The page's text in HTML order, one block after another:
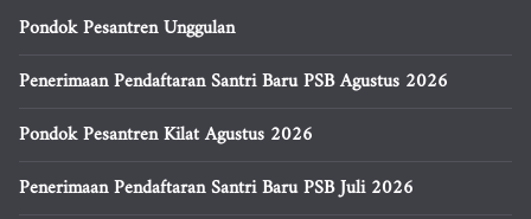
Pondok Pesantren Unggulan
Penerimaan Pendaftaran Santri Baru PSB Agustus 2026
Pondok Pesantren Kilat Agustus 2026
Penerimaan Pendaftaran Santri Baru PSB Juli 2026